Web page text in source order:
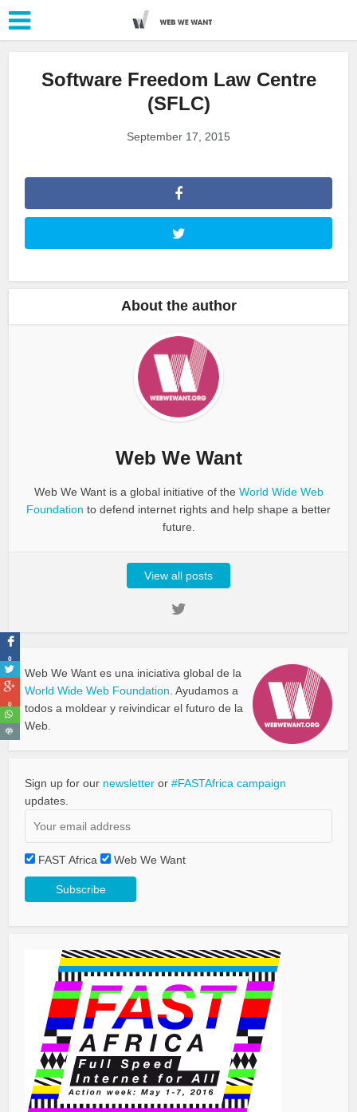
Software Freedom Law Centre
(SFLC)
September 17, 2015
About the author
Web We Want
Web We Want is a global initiative of the World Wide Web
Foundation to defend internet rights and help shape a better
future.
View all posts
Web We Want es una iniciativa global de la
World Wide Web Foundation . Ayudamos a
todos a moldear y reivindicar el futuro de la
Web.
Sign up for our newsletter or#FASTAfrica campaign
updates.
FAST Africa Web We Want
0
0